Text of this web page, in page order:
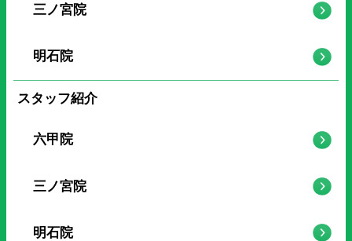
三ノ宮院
明石院
スタッフ紹介
六甲院
三ノ宮院
明石院